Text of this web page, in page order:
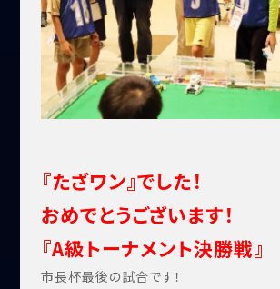
『たざワン』でした！
おめでとうございます！
『A級トーナメント決勝戦』
市長杯最後の試合です！